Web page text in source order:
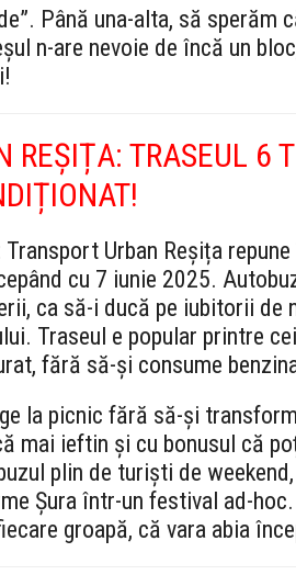
Până una-alta, să sperăm
n-are nevoie de încă un
REȘIȚA: TRASEUL 6
Urban Reșița
cu 7 iunie 2025.
ca să-i ducă pe iubitorii
Traseul e popular printre
fără să-și consume
la picnic fără să-și
mai ieftin și cu bonusul că
plin de turiști de
Șura într-un festival ad-
groapă, că vara abia